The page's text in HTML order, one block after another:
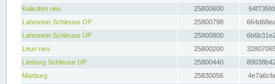
Kalkofen neu
25800600
Lahnstein Schleuse OP
25800798
Lahnstein Schleuse UP
25800800
Leun neu
25800200
Limburg Schleuse UP
25800440
Marburg
25830056